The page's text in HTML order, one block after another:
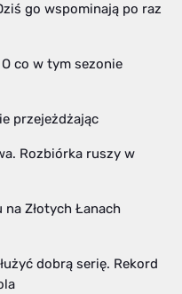
go wspominają po raz
co w tym sezonie
przejeżdżając
Rozbiórka ruszy w
na Złotych Łanach
dobrą serię. Rekord